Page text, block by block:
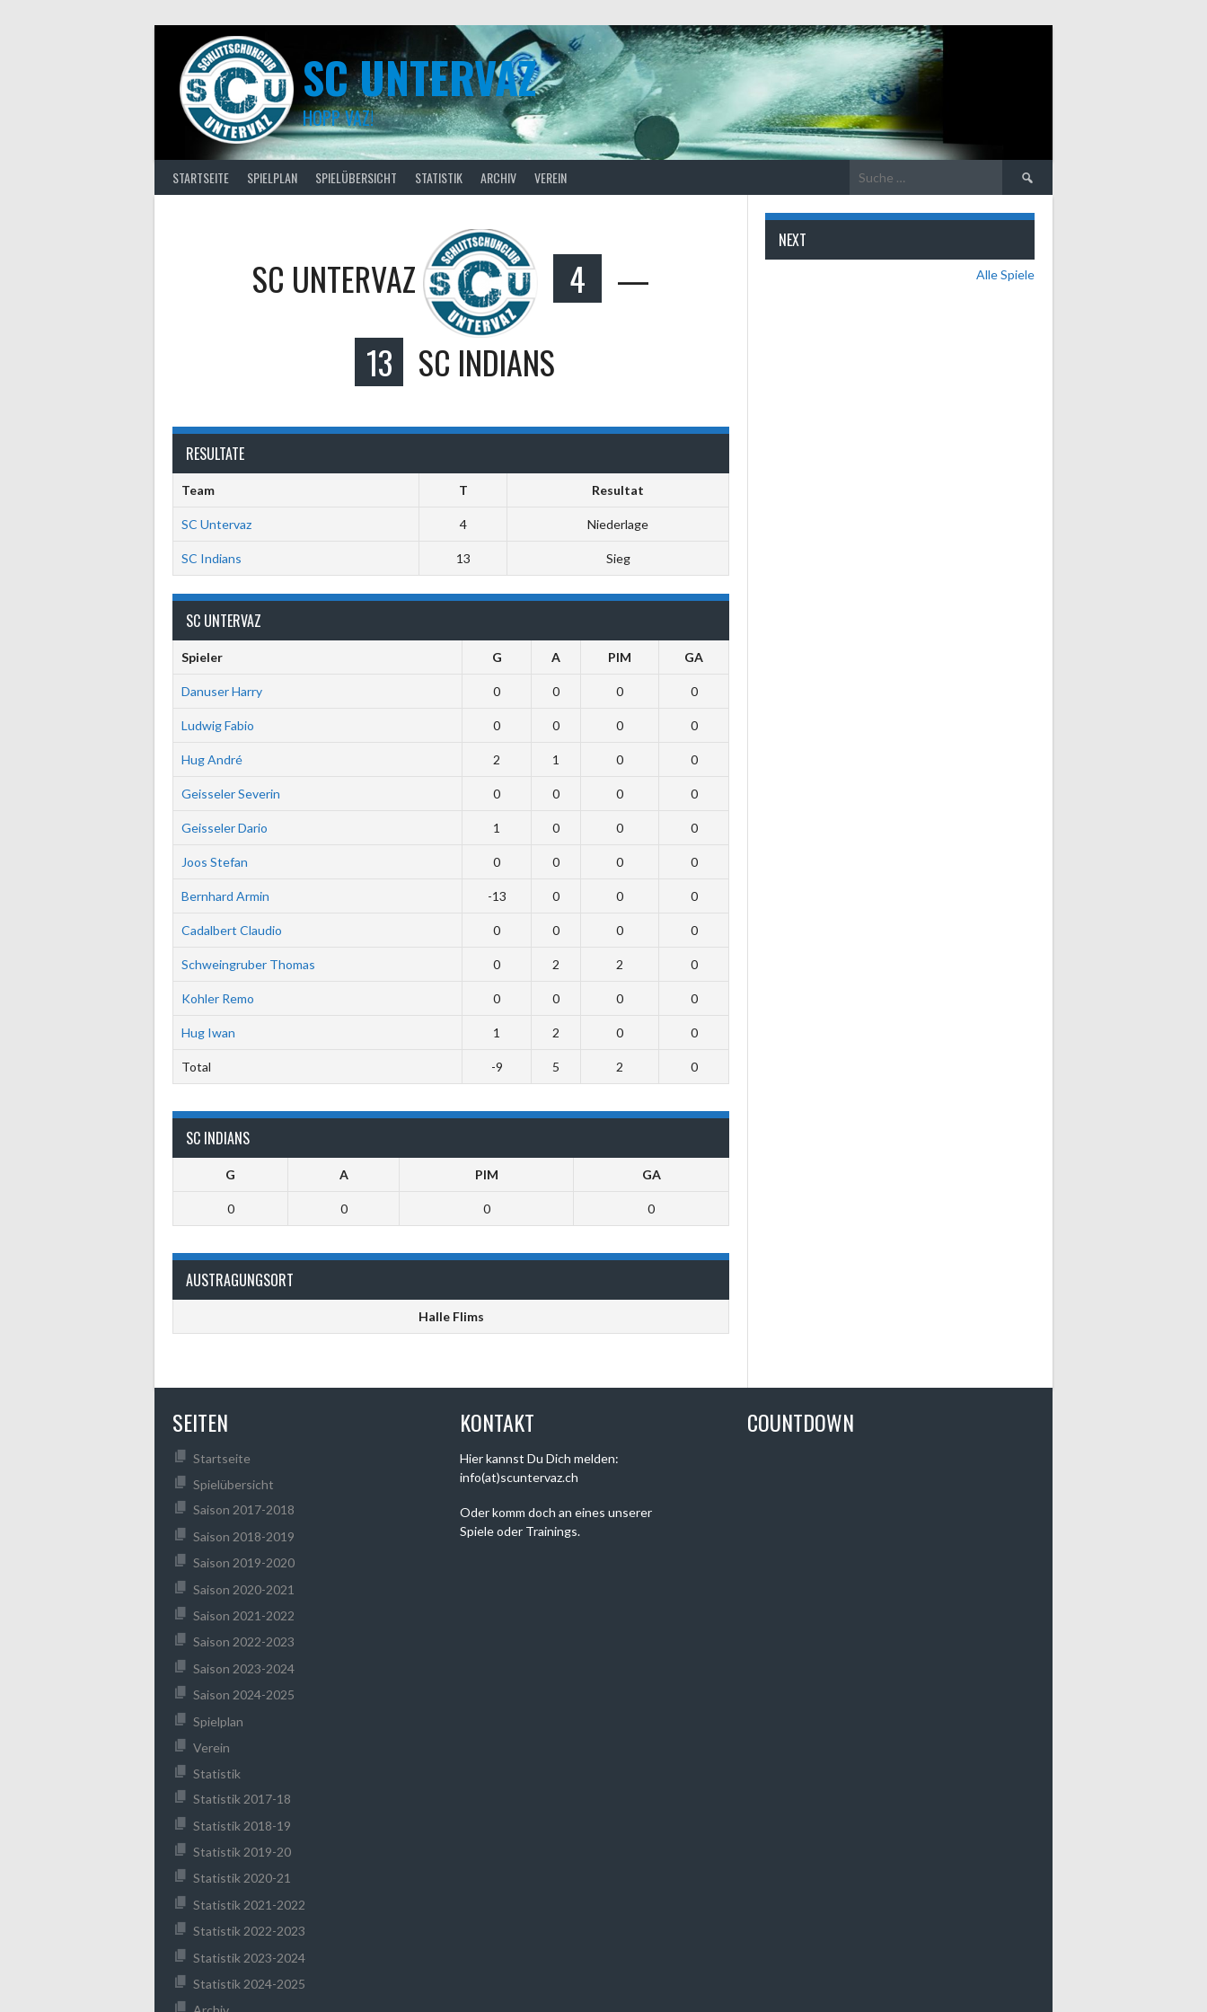
SC UNTERVAZ
HOPP VAZ!
STARTSEITE SPIELPLAN SPIELÜBERSICHT STATISTIK ARCHIV VEREIN
Suche
nach:
SC UNTERVAZ 4
—
13 SC INDIANS
RESULTATE
Team T Resultat
SC Untervaz 4 Niederlage
SC Indians 13 Sieg
SC UNTERVAZ
Spieler G A PIM GA
Danuser Harry 0 0 0 0
Ludwig Fabio 0 0 0 0
Hug André 2 1 0 0
Geisseler Severin 0 0 0 0
Geisseler Dario 1 0 0 0
Joos Stefan 0 0 0 0
Bernhard Armin -13 0 0 0
Cadalbert Claudio 0 0 0 0
Schweingruber Thomas 0 2 2 0
Kohler Remo 0 0 0 0
Hug Iwan 1 2 0 0
Total -9 5 2 0
SC INDIANS
G A PIM GA
0 0 0 0
AUSTRAGUNGSORT
Halle Flims
NEXT
Alle Spiele
SEITEN
Startseite
Spielübersicht
Saison 2017-2018
Saison 2018-2019
Saison 2019-2020
Saison 2020-2021
Saison 2021-2022
Saison 2022-2023
Saison 2023-2024
Saison 2024-2025
Spielplan
Verein
Statistik
Statistik 2017-18
Statistik 2018-19
Statistik 2019-20
Statistik 2020-21
Statistik 2021-2022
Statistik 2022-2023
Statistik 2023-2024
Statistik 2024-2025
KONTAKT
Hier kannst Du Dich melden:
info(at)scuntervaz.ch
Oder komm doch an eines unserer
Spiele oder Trainings.
COUNTDOWN